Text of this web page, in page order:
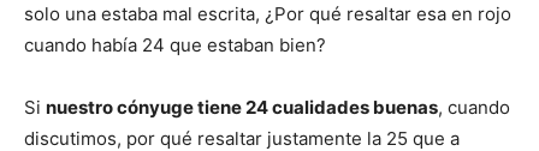
solo una estaba mal escrita, ¿Por qué resaltar esa en rojo
cuando había 24 que estaban bien?
Si nuestro cónyuge tiene 24 cualidades buenas, cuando
discutimos, por qué resaltar justamente la 25 que a